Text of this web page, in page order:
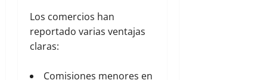
Los comercios han
reportado varias ventajas
claras:
Comisiones menores en